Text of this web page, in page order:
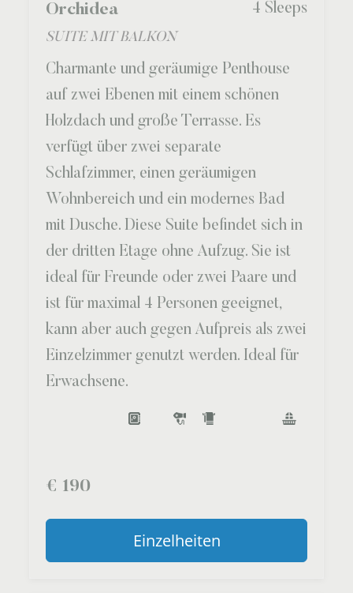
Orchidea 4 Sleeps
SUITE MIT BALKON
Charmante und geräumige Penthouse
auf zwei Ebenen mit einem schönen
Holzdach und große Terrasse. Es
verfügt über zwei separate
Schlafzimmer, einen geräumigen
Wohnbereich und ein modernes Bad
mit Dusche. Diese Suite befindet sich in
der dritten Etage ohne Aufzug. Sie ist
ideal für Freunde oder zwei Paare und
ist für maximal 4 Personen geeignet,
kann aber auch gegen Aufpreis als zwei
Einzelzimmer genutzt werden. Ideal für
Erwachsene.
€ 190
Einzelheiten